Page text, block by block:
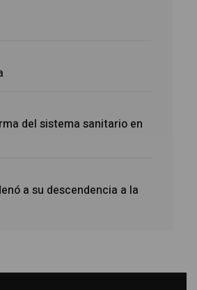
del sistema sanitario en
a su descendencia a la